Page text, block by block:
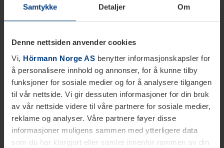
Samtykke Detaljer Om
Denne nettsiden anvender cookies
Vi, Hörmann Norge AS benytter informasjonskapsler for
å personalisere innhold og annonser, for å kunne tilby
funksjoner for sosiale medier og for å analysere tilgangen
til vår nettside. Vi gir dessuten informasjoner for din bruk
av vår nettside videre til våre partnere for sosiale medier,
reklame og analyser. Våre partnere føyer disse
informasjoner muligens sammen med ytterligere data
som du har klargjort eller samlet innenfor rammen av din